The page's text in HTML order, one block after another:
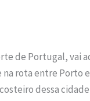
de Portugal, vai
rota entre Porto
dessa